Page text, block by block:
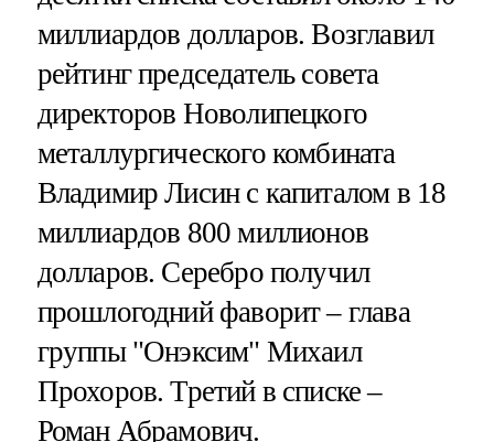
миллиардов долларов. Возглавил
рейтинг председатель совета
директоров Новолипецкого
металлургического комбината
Владимир Лисин с капиталом в 18
миллиардов 800 миллионов
долларов. Серебро получил
прошлогодний фаворит – глава
группы "Онэксим" Михаил
Прохоров. Третий в списке –
Роман Абрамович.